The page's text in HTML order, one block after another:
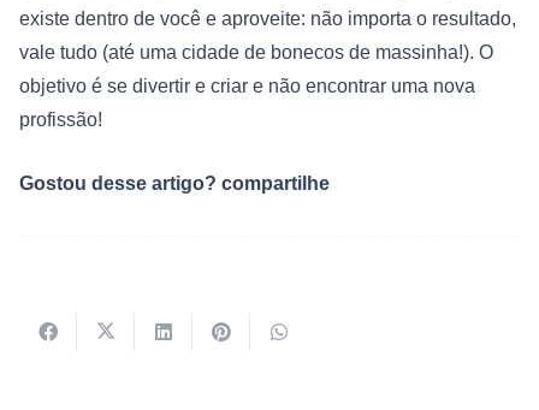
existe dentro de você e aproveite: não importa o resultado,
vale tudo (até uma cidade de bonecos de massinha!). O
objetivo é se divertir e criar e não encontrar uma nova
profissão!
Gostou desse artigo? compartilhe